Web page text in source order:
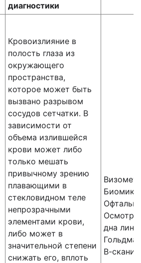
диагностики
Кровоизлияние в
полость глаза из
окружающего
пространства,
которое может быть
вызвано разрывом
сосудов сетчатки. В
зависимости от
объема излившейся
крови может либо
только мешать
привычному зрению
плавающими в
стекловидном теле
непрозрачными
элементами крови,
либо может в
значительной степени
снижать его, вплоть
Осмотр
дна
В-